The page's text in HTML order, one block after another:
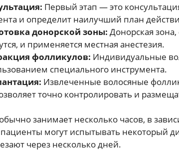
Первый этап — это
и определит наилучший план
донорской зоны: Донорская
и применяется местная анестезия.
фолликулов: Индивидуальные
специального инструмента.
Извлеченные волосяные
точно контролировать и
занимает несколько часов, в
могут испытывать некоторый
через несколько дней.